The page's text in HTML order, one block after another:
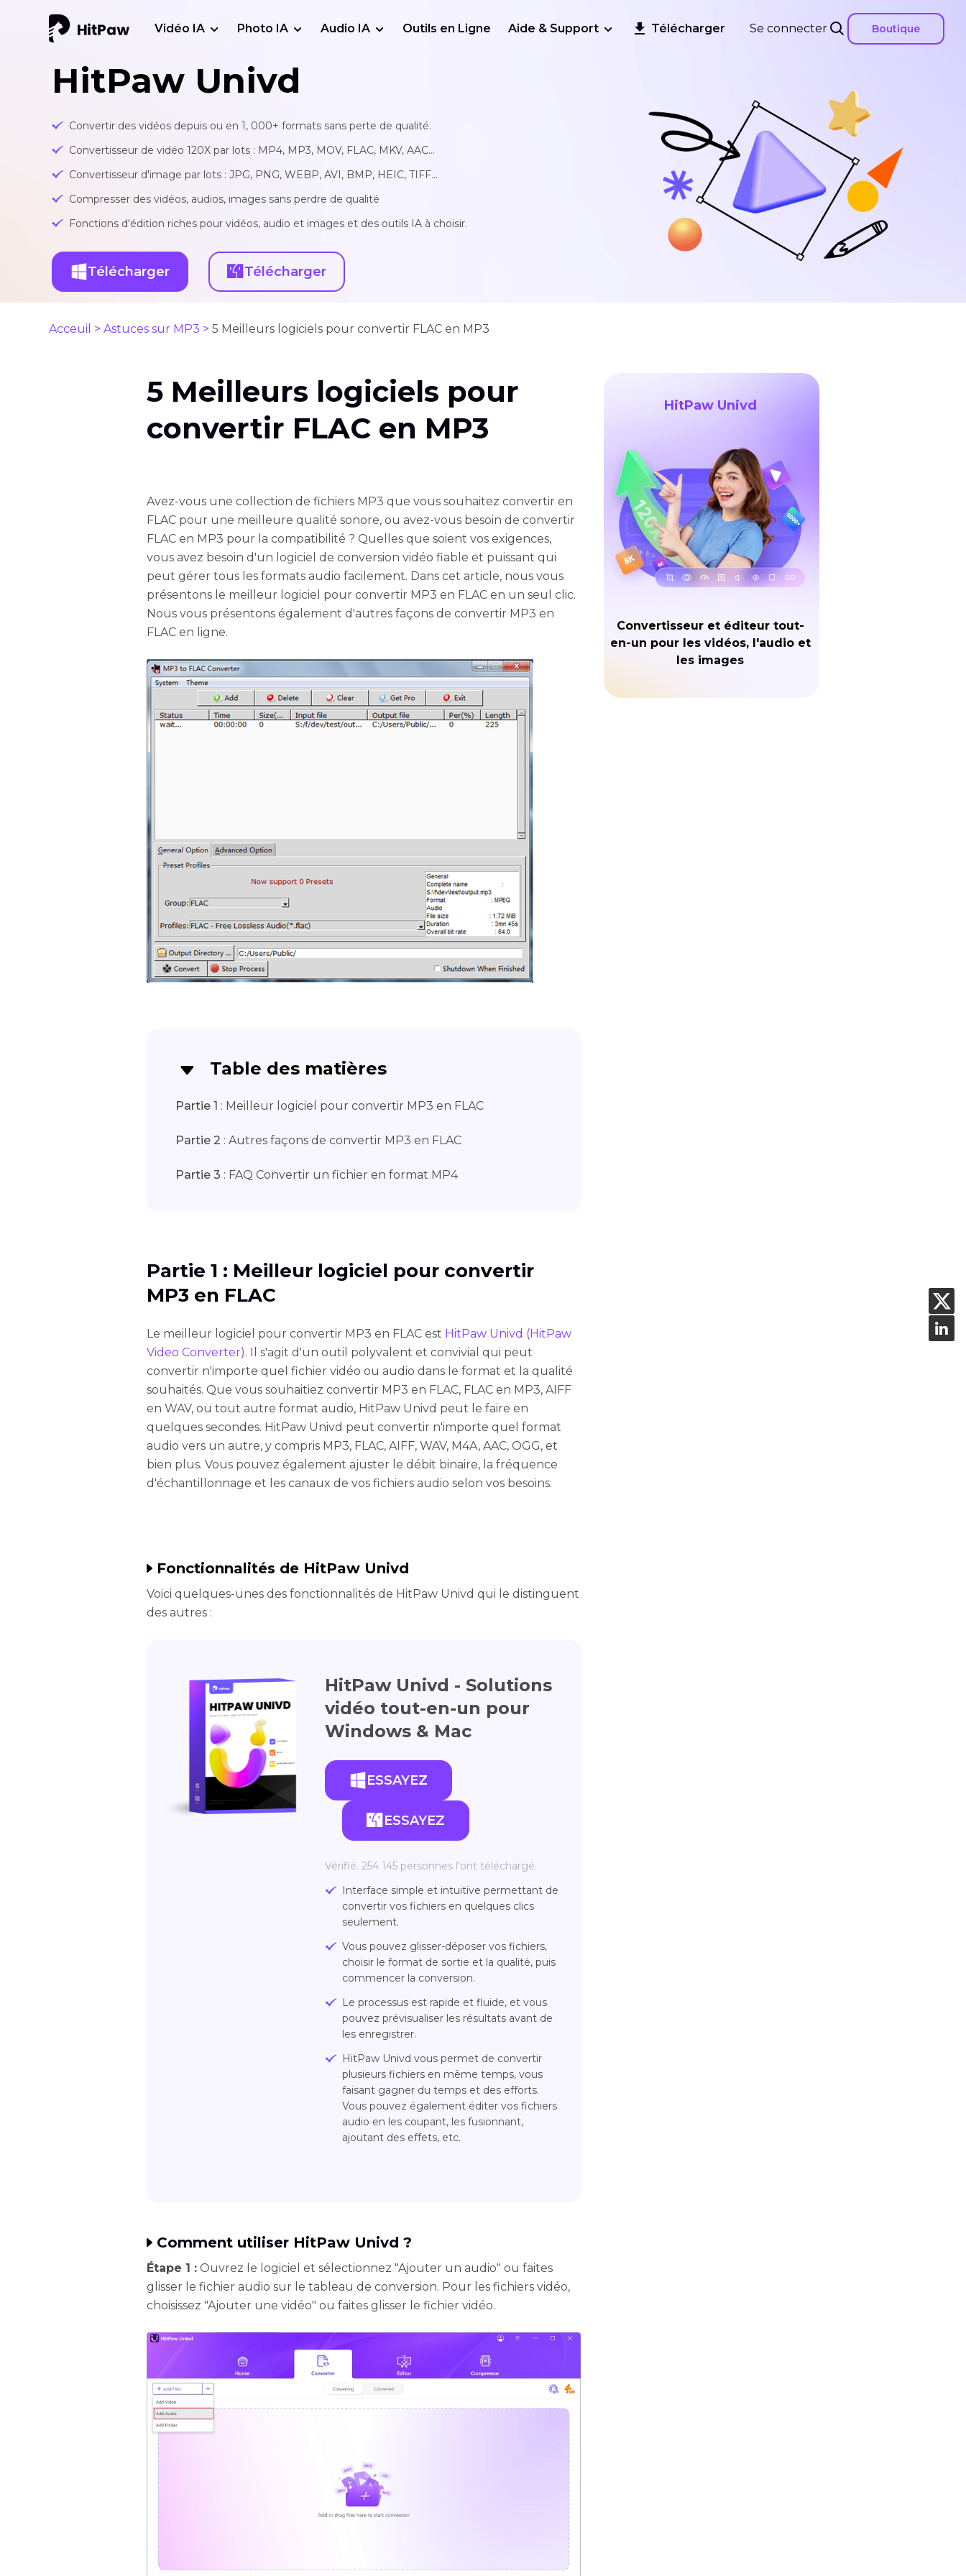
Se connecter Boutique
Vidéo IA Photo IA Audio IA Outils en Ligne Aide & Support Télécharger
HitPaw Univd
Convertir des vidéos depuis ou en 1, 000+ formats sans perte de qualité.
Convertisseur de vidéo 120X par lots : MP4, MP3, MOV, FLAC, MKV, AAC...
Convertisseur d'image par lots : JPG, PNG, WEBP, AVI, BMP, HEIC, TIFF...
Compresser des vidéos, audios, images sans perdre de qualité
Fonctions d'édition riches pour vidéos, audio et images et des outils IA à choisir.
Télécharger Télécharger
Acceuil > Astuces sur MP3 > 5 Meilleurs logiciels pour convertir FLAC en MP3
5 Meilleurs logiciels pour
convertir FLAC en MP3
Avez-vous une collection de fichiers MP3 que vous souhaitez convertir en
FLAC pour une meilleure qualité sonore, ou avez-vous besoin de convertir
FLAC en MP3 pour la compatibilité ? Quelles que soient vos exigences,
vous avez besoin d'un logiciel de conversion vidéo fiable et puissant qui
peut gérer tous les formats audio facilement. Dans cet article, nous vous
présentons le meilleur logiciel pour convertir MP3 en FLAC en un seul clic.
Nous vous présentons également d'autres façons de convertir MP3 en
FLAC en ligne.
Table des matières
Partie 1 : Meilleur logiciel pour convertir MP3 en FLAC
Partie 2 : Autres façons de convertir MP3 en FLAC
Partie 3 : FAQ Convertir un fichier en format MP4
Partie 1 : Meilleur logiciel pour convertir
MP3 en FLAC
Le meilleur logiciel pour convertir MP3 en FLAC est HitPaw Univd (HitPaw
Video Converter). Il s'agit d'un outil polyvalent et convivial qui peut
convertir n'importe quel fichier vidéo ou audio dans le format et la qualité
souhaités. Que vous souhaitiez convertir MP3 en FLAC, FLAC en MP3, AIFF
en WAV, ou tout autre format audio, HitPaw Univd peut le faire en
quelques secondes. HitPaw Univd peut convertir n'importe quel format
audio vers un autre, y compris MP3, FLAC, AIFF, WAV, M4A, AAC, OGG, et
bien plus. Vous pouvez également ajuster le débit binaire, la fréquence
d'échantillonnage et les canaux de vos fichiers audio selon vos besoins.
Fonctionnalités de HitPaw Univd
Voici quelques-unes des fonctionnalités de HitPaw Univd qui le distinguent
des autres :
HitPaw Univd - Solutions
vidéo tout-en-un pour
Windows & Mac
ESSAYEZ
ESSAYEZ
Vérifié. 254 145 personnes l'ont téléchargé.
Interface simple et intuitive permettant de
convertir vos fichiers en quelques clics
seulement.
Vous pouvez glisser-déposer vos fichiers,
choisir le format de sortie et la qualité, puis
commencer la conversion.
Le processus est rapide et fluide, et vous
pouvez prévisualiser les résultats avant de
les enregistrer.
HitPaw Univd vous permet de convertir
plusieurs fichiers en même temps, vous
faisant gagner du temps et des efforts.
Vous pouvez également éditer vos fichiers
audio en les coupant, les fusionnant,
ajoutant des effets, etc.
Comment utiliser HitPaw Univd ?
Étape 1 : Ouvrez le logiciel et sélectionnez "Ajouter un audio" ou faites
glisser le fichier audio sur le tableau de conversion. Pour les fichiers vidéo,
choisissez "Ajouter une vidéo" ou faites glisser le fichier vidéo.
HitPaw Univd
Convertisseur et éditeur tout-
en-un pour les vidéos, l'audio et
les images